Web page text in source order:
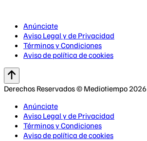
Anúnciate
Aviso Legal y de Privacidad
Términos y Condiciones
Aviso de política de cookies
Derechos Reservados © Mediotiempo 2026
Anúnciate
Aviso Legal y de Privacidad
Términos y Condiciones
Aviso de política de cookies